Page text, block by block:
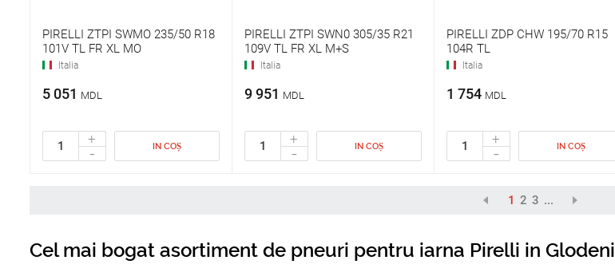
PIRELLI ZTPI SWMO 235/50 R18
101V TL FR XL MO
Italia
5 051 MDL
+
- IN COȘ
PIRELLI ZTPI SWN0 305/35 R21
109V TL FR XL M+S
Italia
9 951 MDL
+
- IN COȘ
PIRELLI ZDP CHW 195/70 R15
104R TL
Italia
1 754 MDL
+
- IN COȘ
1 2 3 ...
Cel mai bogat asortiment de pneuri pentru iarna Pirelli in Glodeni